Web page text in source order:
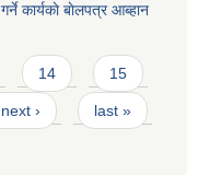
कार्यकाे बाेलपत्र आब्हान
14 15
next › last »